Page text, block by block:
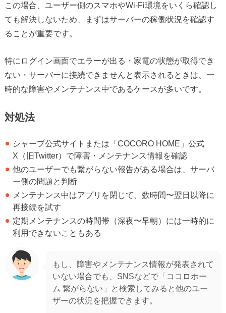
この場合、ユーザー側のスマホやWi-Fi環境をいくら確認し
ても解決しないため、まずはサーバーの稼働状況を確認す
ることが重要です。
特にログイン画面でエラーが出る・家電の状態が取得でき
ない・サーバーに接続できませんと表示されるときは、一
時的な障害やメンテナンス中であるケースが多いです。
対処法
シャープ公式サイトまたは「COCORO HOME」公式
X（旧Twitter）で障害・メンテナンス情報を確認
他のユーザーでも繋がらない報告がある場合は、サーバ
ー側の問題と判断
メンテナンス中はアプリを閉じて、数時間〜翌日以降に
再接続を試す
定期メンテナンスの時間帯（深夜〜早朝）には一時的に
利用できないこともある
もし、障害やメンテナンス情報が発表されて
いない場合でも、SNSなどで「ココロホー
ム 繋がらない」と検索してみると他のユー
ザーの状況を把握できます。